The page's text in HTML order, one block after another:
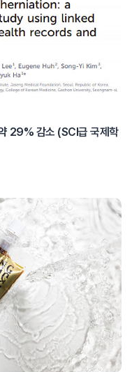
29% 감소 (SCI급 국제학